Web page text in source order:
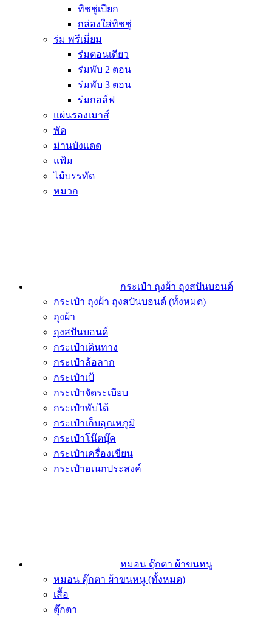
ทิชชู่เปียก
กล่องใส่ทิชชู่
ร่ม พรีเมี่ยม
ร่มตอนเดียว
ร่มพับ 2 ตอน
ร่มพับ 3 ตอน
ร่มกอล์ฟ
แผ่นรองเมาส์
พัด
ม่านบังแดด
แฟ้ม
ไม้บรรทัด
หมวก
กระเป๋า ถุงผ้า ถุงสปันบอนด์
กระเป๋า ถุงผ้า ถุงสปันบอนด์ (ทั้งหมด)
ถุงผ้า
ถุงสปันบอนด์
กระเป๋าเดินทาง
กระเป๋าล้อลาก
กระเป๋าเป้
กระเป๋าจัดระเบียบ
กระเป๋าพับได้
กระเป๋าเก็บอุณหภูมิ
กระเป๋าโน๊ตบุ๊ค
กระเป๋าเครื่องเขียน
กระเป๋าอเนกประสงค์
หมอน ตุ๊กตา ผ้าขนหนู
หมอน ตุ๊กตา ผ้าขนหนู (ทั้งหมด)
เสื้อ
ตุ๊กตา